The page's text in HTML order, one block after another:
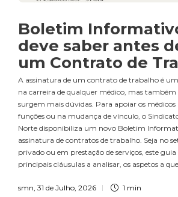
Boletim
deve saber antes
um Contrato de
A assinatura de um contrato de trabalho é
na carreira de qualquer médico, mas também
surgem mais dúvidas. Para apoiar os médicos
funções ou na mudança de vínculo, o
Norte disponibiliza um novo Boletim
assinatura de contratos de trabalho. Seja no
privado ou em prestação de serviços, este
principais cláusulas a analisar, os aspetos a
smn, 31 de Julho, 2026 1 min